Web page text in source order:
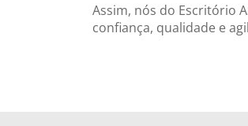
Assim, nós do Escritório
confiança, qualidade e